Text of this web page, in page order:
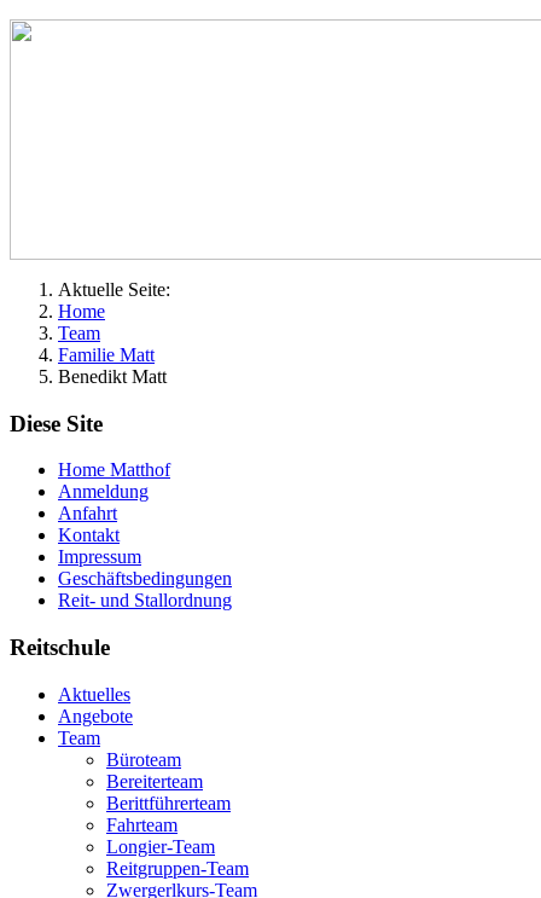
Aktuelle Seite:
Home
Team
Familie Matt
Benedikt Matt
Diese Site
Home Matthof
Anmeldung
Anfahrt
Kontakt
Impressum
Geschäftsbedingungen
Reit- und Stallordnung
Reitschule
Aktuelles
Angebote
Team
Büroteam
Bereiterteam
Berittführerteam
Fahrteam
Longier-Team
Reitgruppen-Team
Zwergerlkurs-Team